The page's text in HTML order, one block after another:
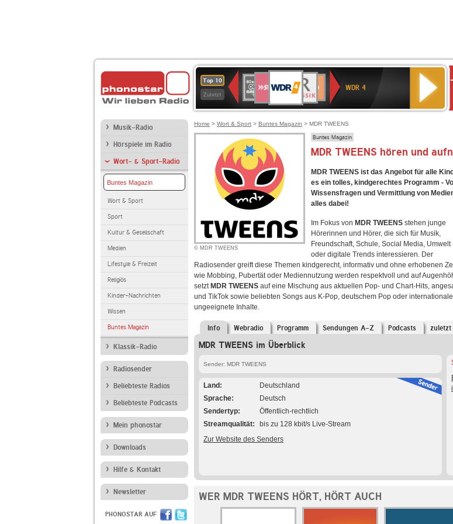
Top 10
Zuletzt
Deutschlandfunk
80er
90er
OLDIE
ANTENNE
4
KLASSIK
Deutschlandfunk
Kultur
Kultur
2
WDR 4
Musik-Radio
Hörspiele im Radio
Wort- & Sport-Radio
Buntes Magazin
Wort & Sport
Sport
Kultur & Gesellschaft
Medien
Lifestyle & Freizeit
Religiös
Kinder-Nachrichten
Wissen
Buntes Magazin
Klassik-Radio
Radiosender
Beliebteste Radios
Beliebteste Podcasts
Mein phonostar
Downloads
Hilfe & Kontakt
Newsletter
PHONOSTAR AUF
Home > Wort & Sport > Buntes Magazin > MDR TWEENS
© MDR TWEENS
Buntes Magazin
MDR TWEENS hören und
MDR TWEENS ist das Angebot für alle
es ein tolles, kindgerechtes Programm -
Wissensfragen und Vermittlung von
alles dabei!
Im Fokus von MDR TWEENS stehen junge
Hörerinnen und Hörer, die sich für Musik,
Freundschaft, Schule, Social Media, Umwelt
oder digitale Trends interessieren. Der
Radiosender greift diese Themen kindgerecht, informativ und ohne erhobenen
wie Mobbing, Pubertät oder Mediennutzung werden respektvoll und auf
setzt MDR TWEENS auf eine Mischung aus aktuellen Pop‑ und Chart‑Hits,
und TikTok sowie beliebten Songs aus K‑Pop, deutschem Pop oder
ungeeignete Inhalte.
Info Webradio Programm Sendungen A-Z Podcasts zuletzt
MDR TWEENS im Überblick
Sender: MDR TWEENS
Land
Deutschland
Sprache
Deutsch
Sendertyp
Öffentlich-rechtlich
Streamqualität
bis zu 128 kbit/s Live-Stream
Zur Website des Senders
WER MDR TWEENS HÖRT, HÖRT AUCH